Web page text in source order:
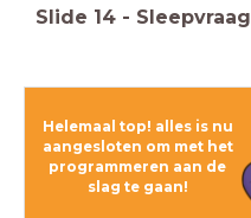
Slide 14 - Sleepvraag
Helemaal top! alles is nu
aangesloten om met het
programmeren aan de
slag te gaan!